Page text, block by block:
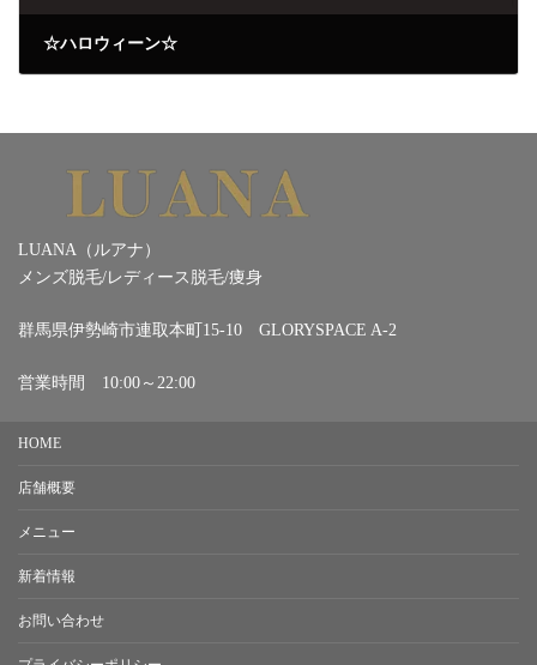
☆ハロウィーン☆
LUANA（ルアナ）
メンズ脱毛/レディース脱毛/痩身
群馬県伊勢崎市連取本町15-10 GLORYSPACE A-2
営業時間 10:00～22:00
HOME
店舗概要
メニュー
新着情報
お問い合わせ